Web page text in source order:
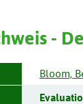
-
Bloom,